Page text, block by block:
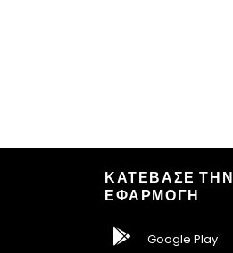
ΚΑΤΕΒΑΣΕ ΤΗΝ
ΕΦΑΡΜΟΓΗ
Google Play